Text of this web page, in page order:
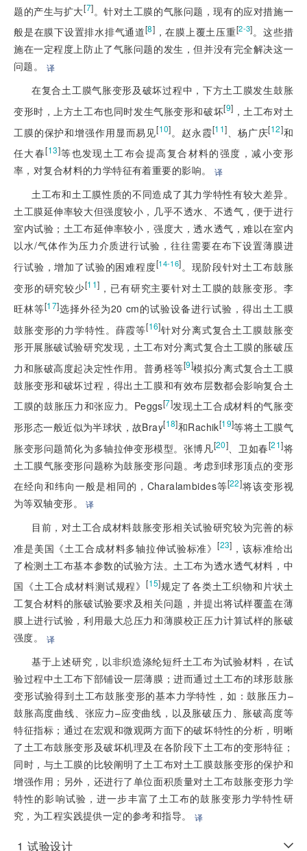
题的产生与扩大[7]。针对土工膜的气胀问题，现有的应对措施一
般是在膜下设置排水排气通道[8] ，在膜上覆土压重[2-3]。这些措
施在一定程度上防止了气胀问题的发生，但并没有完全解决这一
问题。
译
在复合土工膜气胀变形及破坏过程中，下方土工膜发生鼓胀
变形时，上方土工布也同时发生气胀变形和破坏[9] ，土工布对土
工膜的保护和增强作用显而易见[10]。赵永霞[11] 、杨广庆[12]和
任大春[13]等也发现土工布会提高复合材料的强度，减小变形
率，对复合材料的力学特征有着重要的影响。 译
土工布和土工膜性质的不同造成了其力学特性有较大差异。
土工膜延伸率较大但强度较小，几乎不透水、不透气，便于进行
室内试验；土工布延伸率较小，强度大，透水透气，难以在室内
以水/气体作为压力介质进行试验，往往需要在布下设置薄膜进
行试验，增加了试验的困难程度[14-16]。现阶段针对土工布鼓胀
变形的研究较少[11] ，已有研究主要针对土工膜的鼓胀变形。李
旺林等[17]选择外径为20 cm的试验设备进行试验，得出土工膜
鼓胀变形的力学特性。薛霞等[16]针对分离式复合土工膜鼓胀变
形开展胀破试验研究发现，土工布对分离式复合土工膜的胀破压
力和胀破高度起决定性作用。普勇柽等[9]模拟分离式复合土工膜
鼓胀变形和破坏过程，得出土工膜和有效布层数都会影响复合土
工膜的鼓胀压力和张应力。Peggs[7]发现土工合成材料的气胀变
形形态一般近似为半球状，故Bray[18]和Rachik[19]等将土工膜气
胀变形问题简化为多轴拉伸变形模型。张博凡[20] 、卫如春[21]将
土工膜气胀变形问题称为鼓胀变形问题。考虑到球形顶点的变形
在经向和纬向一般是相同的，Charalambides等[22]将该变形视
为等双轴变形。译
目前，对土工合成材料鼓胀变形相关试验研究较为完善的标
准是美国《土工合成材料多轴拉伸试验标准》[23] ，该标准给出
了检测土工布基本参数的试验方法。土工布为透水透气材料，中
国《土工合成材料测试规程》[15]规定了各类土工织物和片状土
工复合材料的胀破试验要求及相关问题，并提出将试样覆盖在薄
膜上进行试验，利用最大总压力和薄膜校正压力计算试样的胀破
强度。
译
基于上述研究，以非织造涤纶短纤土工布为试验材料，在试
验过程中土工布下部铺设一层薄膜；进而通过土工布的球形鼓胀
变形试验得到土工布鼓胀变形的基本力学特性，如：鼓胀压力–
鼓胀高度曲线、张应力–应变曲线，以及胀破压力、胀破高度等
特征指标；通过在宏观和微观两方面下的破坏特性的分析，明晰
了土工布鼓胀变形及破坏机理及在各阶段下土工布的变形特征；
同时，与土工膜的比较阐明了土工布对土工膜鼓胀变形的保护和
增强作用；另外，还进行了单位面积质量对土工布鼓胀变形力学
特性的影响试验，进一步丰富了土工布的鼓胀变形力学特性研
究，为工程实践提供一定的参考和指导。
译
1 试验设计